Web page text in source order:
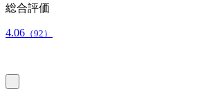
総合評価
4.06 （92）